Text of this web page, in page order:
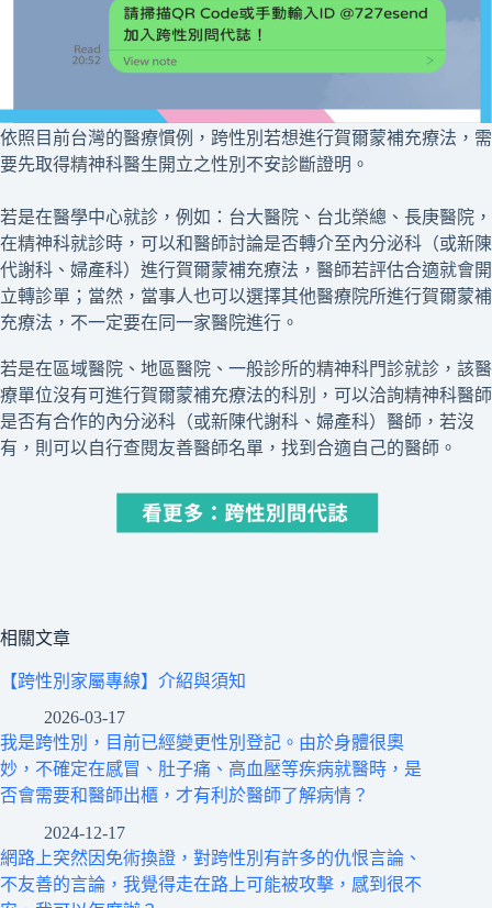
依照目前台灣的醫療慣例，跨性別若想進行賀爾蒙補充療法，需
要先取得精神科醫生開立之性別不安診斷證明。
若是在醫學中心就診，例如：台大醫院、台北榮總、長庚醫院，
在精神科就診時，可以和醫師討論是否轉介至內分泌科（或新陳
代謝科、婦產科）進行賀爾蒙補充療法，醫師若評估合適就會開
立轉診單；當然，當事人也可以選擇其他醫療院所進行賀爾蒙補
充療法，不一定要在同一家醫院進行。
若是在區域醫院、地區醫院、一般診所的精神科門診就診，該醫
療單位沒有可進行賀爾蒙補充療法的科別，可以洽詢精神科醫師
是否有合作的內分泌科（或新陳代謝科、婦產科）醫師，若沒
有，則可以自行查閱友善醫師名單，找到合適自己的醫師。
相關文章
【跨性別家屬專線】介紹與須知
2026-03-17
我是跨性別，目前已經變更性別登記。由於身體很奧
妙，不確定在感冒、肚子痛、高血壓等疾病就醫時，是
否會需要和醫師出櫃，才有利於醫師了解病情？
2024-12-17
網路上突然因免術換證，對跨性別有許多的仇恨言論、
不友善的言論，我覺得走在路上可能被攻擊，感到很不